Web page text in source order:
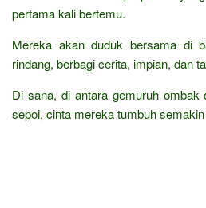
pertama kali bertemu.
Mereka akan duduk bersama di
rindang, berbagi cerita, impian, dan
Di sana, di antara gemuruh ombak
sepoi, cinta mereka tumbuh